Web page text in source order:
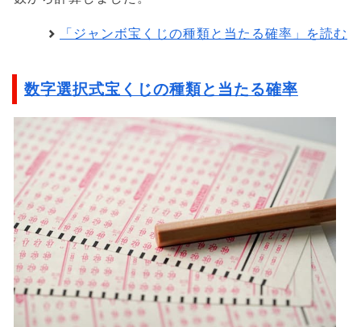
「ジャンボ宝くじの種類と当たる確率」を読む
数字選択式宝くじの種類と当たる確率